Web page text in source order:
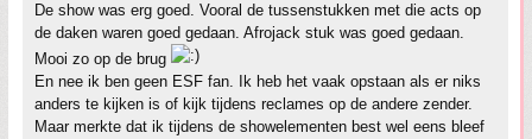
De show was erg goed. Vooral de tussenstukken met die acts op
de daken waren goed gedaan. Afrojack stuk was goed gedaan.
Mooi zo op de brug
En nee ik ben geen ESF fan. Ik heb het vaak opstaan als er niks
anders te kijken is of kijk tijdens reclames op de andere zender.
Maar merkte dat ik tijdens de showelementen best wel eens bleef